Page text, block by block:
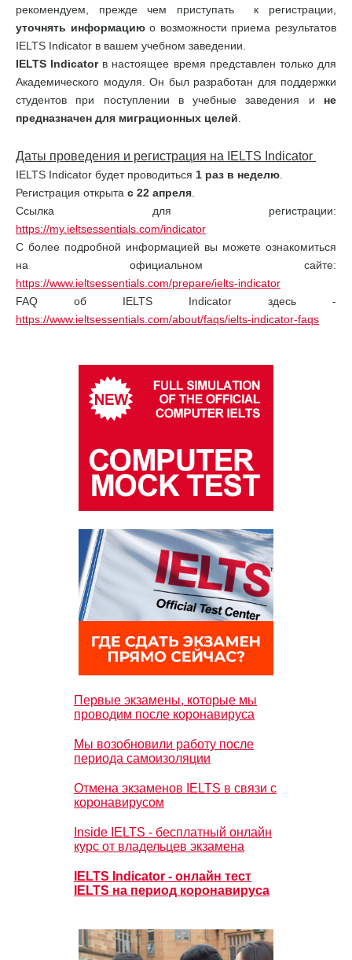
рекомендуем, прежде чем приступать к регистрации,
уточнять информациюо возможности приема результатов
IELTS Indicator в вашем учебном заведении.
IELTS Indicatorв настоящее время представлен только для
Академического модуля. Он был разработан для поддержки
студентов при поступлении в учебные заведения и не
предназначен для миграционных целей
Даты проведения и регистрация на IELTS Indicator
IELTS Indicator будет проводиться 1 раз в неделю
Регистрация открыта с 22 апреля
Ссылка для регистрации:
https://my.ieltsessentials.com/indicator
С более подробной информацией вы можете ознакомиться
на официальном сайте:
https://www.ieltsessentials.com/prepare/ielts-indicator
FAQ об IELTS Indicator здесь -
https://www.ieltsessentials.com/about/faqs/ielts-indicator-faqs
Первые экзамены, которые мы
проводим после коронавируса
Мы возобновили работу после
периода самоизоляции
Отмена экзаменов IELTS в связи с
коронавирусом
Inside IELTS - бесплатный онлайн
курс от владельцев экзамена
IELTS Indicator - онлайн тест
IELTS на период коронавируса